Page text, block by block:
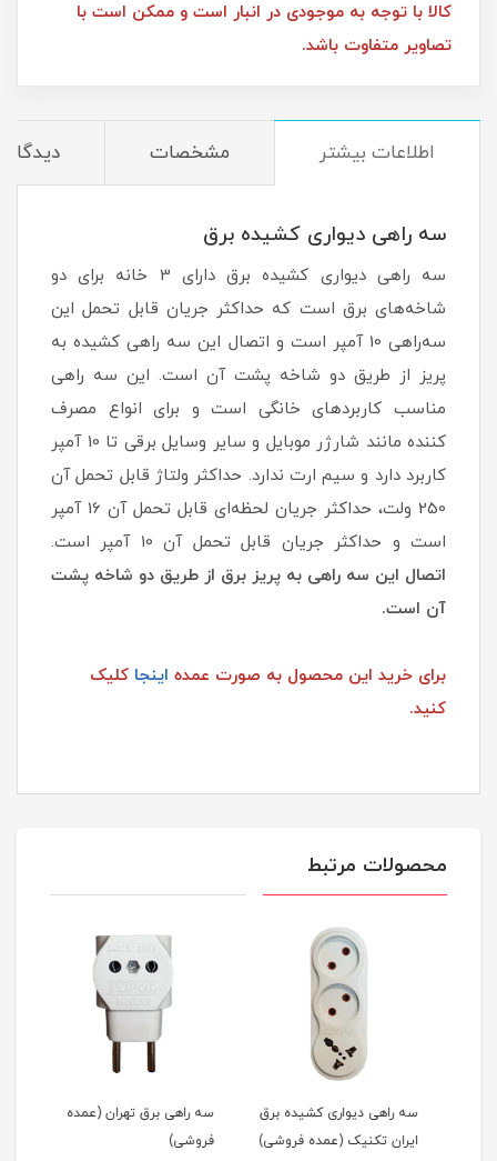
کالا با توجه به موجودی در انبار است و ممکن است با
تصاویر متفاوت باشد.
اطلاعات بیشتر مشخصات
سه راهی دیواری کشیده برق
سه راهی دیواری کشیده برق دارای 3 خانه برای دو
شاخه‌های برق است که حداکثر جریان قابل تحمل این
سه‌راهی 10 آمپر است و اتصال این سه راهی کشیده به
پریز از طریق دو شاخه پشت آن است. این سه راهی
مناسب کاربردهای خانگی است و برای انواع مصرف
کننده مانند شارژر موبایل و سایر وسایل برقی تا 10 آمپر
کاربرد دارد و سیم ارت ندارد. حداکثر ولتاژ قابل تحمل آن
250 ولت، حداکثر جریان لحظه‌ای قابل تحمل آن 16 آمپر
است و حداکثر جریان قابل تحمل آن 10 آمپر است.
اتصال این سه راهی به پریز برق از طریق دو شاخه پشت
آن است.
برای خرید این محصول به صورت عمده اینجا کلیک
کنید.
محصولات مرتبط
سه راهی دیواری کشیده برق
ایران تکنیک (عمده فروشی)
سه راهی برق تهران (عمده
فروشی)